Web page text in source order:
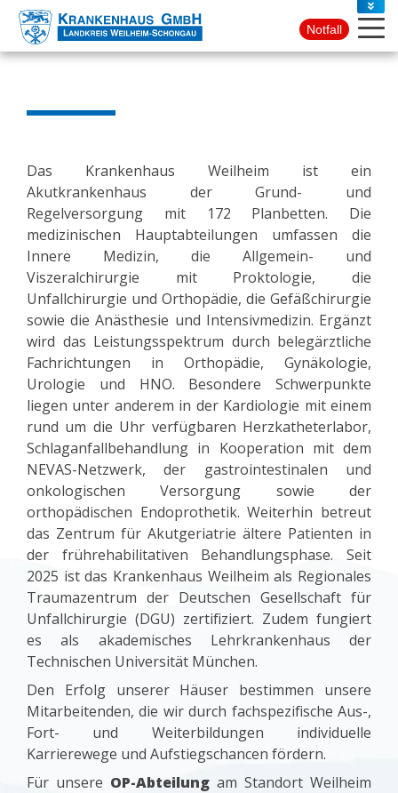
PRESSE
KONTAKT
Notfall
Das Krankenhaus Weilheim ist ein
Akutkrankenhaus der Grund- und
Regelversorgung mit 172 Planbetten. Die
medizinischen Hauptabteilungen umfassen die
Innere Medizin, die Allgemein- und
Viszeralchirurgie mit Proktologie, die
Unfallchirurgie und Orthopädie, die Gefäßchirurgie
sowie die Anästhesie und Intensivmedizin. Ergänzt
wird das Leistungsspektrum durch belegärztliche
Fachrichtungen in Orthopädie, Gynäkologie,
Urologie und HNO. Besondere Schwerpunkte
liegen unter anderem in der Kardiologie mit einem
rund um die Uhr verfügbaren Herzkatheterlabor,
Schlaganfallbehandlung in Kooperation mit dem
NEVAS-Netzwerk, der gastrointestinalen und
onkologischen Versorgung sowie der
orthopädischen Endoprothetik. Weiterhin betreut
das Zentrum für Akutgeriatrie ältere Patienten in
der frührehabilitativen Behandlungsphase. Seit
2025 ist das Krankenhaus Weilheim als Regionales
Traumazentrum der Deutschen Gesellschaft für
Unfallchirurgie (DGU) zertifiziert. Zudem fungiert
es als akademisches Lehrkrankenhaus der
Technischen Universität München.
Den Erfolg unserer Häuser bestimmen unsere
Mitarbeitenden, die wir durch fachspezifische Aus-,
Fort- und Weiterbildungen individuelle
Karrierewege und Aufstiegschancen fördern.
Für unsere OP-Abteilung am Standort Weilheim